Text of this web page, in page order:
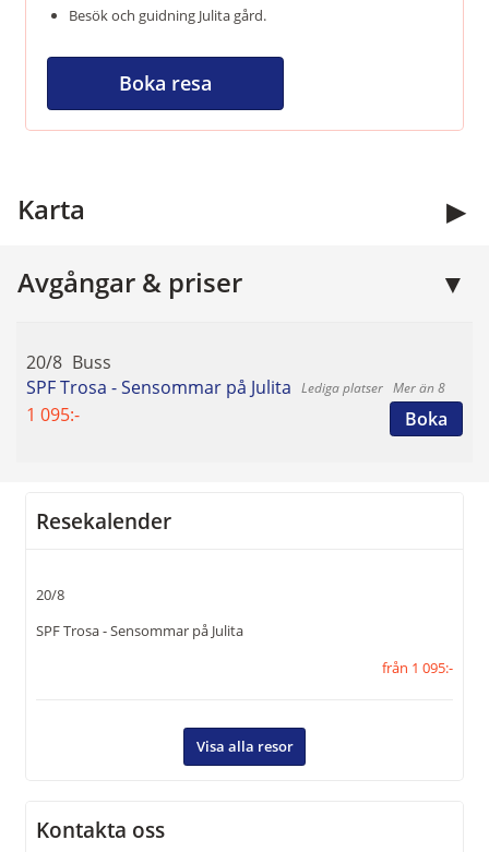
Besök och guidning Julita gård.
Boka resa
Måndag - fredag
E-post:
633 40
Kontaktformulär Ring oss
Karta
Avgångar & priser
20/8 Buss
SPF Trosa - Sensommar på Julita
Mer än 8
1 095:- Boka
Resekalender
20/8
SPF Trosa - Sensommar på Julita
från 1 095:-
Visa alla resor
Kontakta oss